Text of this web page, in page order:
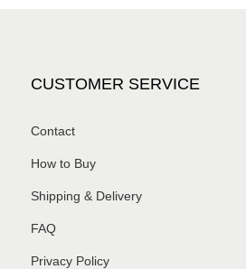
CUSTOMER SERVICE
Contact
How to Buy
Shipping & Delivery
FAQ
Privacy Policy